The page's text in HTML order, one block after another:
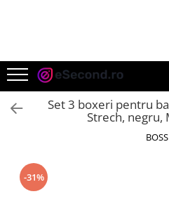
Auto Moto
Accesorii Auto
Anvelope & Jante
Electronice Auto
Intretinere & Cosmetica auto
Set 3 boxeri pentru
Strech, negru,
BOSS
-31%